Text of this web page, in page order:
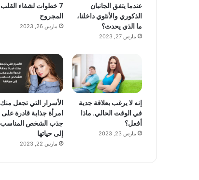
عندما يتفق الجانبان
الذكوري والأنثوي داخلنا،
ما الذي يحدث؟
مارس 27, 2023
7 خطوات لشفاء القلب
المجروح
مارس 26, 2023
إنه لا يرغب بعلاقة جدية
في الوقت الحالي. ماذا
أفعل؟
مارس 23, 2023
الأسرار التي تجعل منك
امرأة جذابة قادرة على
جذب الشخص المناسب
إلى حياتها
مارس 22, 2023